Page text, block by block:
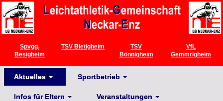
Spvgg.
Besigheim
TSV Bietigheim
TSV
Bönnigheim
VfL
Gemmrigheim
Aktuelles Sportbetrieb
Infos für Eltern Veranstaltungen